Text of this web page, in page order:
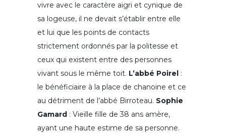
vivre avec le caractère aigri et cynique de
sa logeuse, il ne devait s’établir entre elle
et lui que les points de contacts
strictement ordonnés par la politesse et
ceux qui existent entre des personnes
vivant sous le même toit. L’abbé Poirel :
le bénéficiaire à la place de chanoine et ce
au détriment de l’abbé Birroteau. Sophie
Gamard : Vieille fille de 38 ans amère,
ayant une haute estime de sa personne.